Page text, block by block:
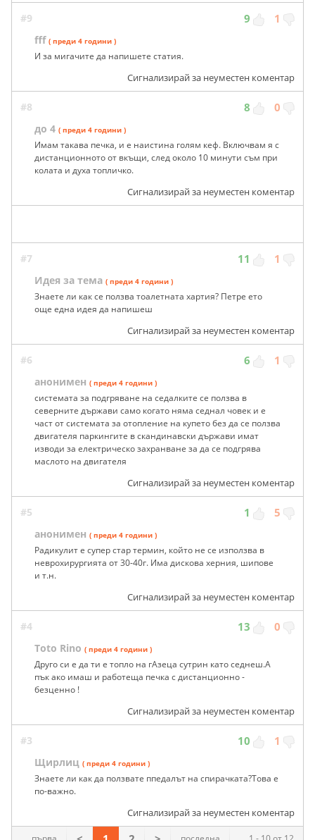
#9 9 1
fff ( преди 4 години )
И за мигачите да напишете статия.
Сигнализирай за неуместен коментар
#8 8 0
до 4 ( преди 4 години )
Имам такава печка, и е наистина голям кеф. Включвам я с
дистанционното от вкъщи, след около 10 минути съм при
колата и духа топличко.
Сигнализирай за неуместен коментар
#7 11 1
Идея за тема ( преди 4 години )
Знаете ли как се ползва тоалетната хартия? Петре ето
още една идея да напишеш
Сигнализирай за неуместен коментар
#6 6 1
анонимен ( преди 4 години )
системата за подгряване на седалките се ползва в
северните държави само когато няма седнал човек и е
част от системата за отопление на купето без да се ползва
двигателя паркингите в скандинавски държави имат
изводи за електрическо захранване за да се подгрява
маслото на двигателя
Сигнализирай за неуместен коментар
#5 1 5
анонимен ( преди 4 години )
Радикулит е супер стар термин, който не се използва в
неврохирургията от 30-40г. Има дискова херния, шипове
и т.н.
Сигнализирай за неуместен коментар
#4 13 0
Toto Rino ( преди 4 години )
Друго си е да ти е топло на гАзеца сутрин като седнеш.А
пък ако имаш и работеща печка с дистанционно -
безценно !
Сигнализирай за неуместен коментар
#3 10 1
Щирлиц ( преди 4 години )
Знаете ли как да ползвате ппедалът на спирачката?Това е
по-важно.
Сигнализирай за неуместен коментар